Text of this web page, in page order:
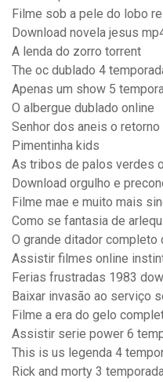
Filme sob a pele do lobo
Download novela jesus
A lenda do zorro torrent
The oc dublado 4
Apenas um show 5
O albergue dublado online
Senhor dos aneis o
Pimentinha kids
As tribos de palos verdes
Download orgulho e
Filme mae e muito mais
Como se fantasia de
O grande ditador completo
Assistir filmes online
Ferias frustradas 1983
Baixar invasão ao serviço
Filme a era do gelo
Assistir serie power 6
This is us legenda 4
Rick and morty 3